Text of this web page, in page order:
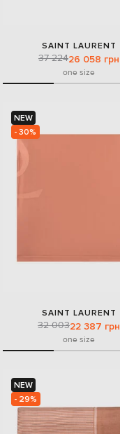
SAINT LAURENT
37 22426 058 грн
one size
NEW
- 30%
SAINT LAURENT
32 00322 387 грн
one size
NEW
- 29%